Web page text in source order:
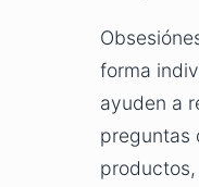
forma
ayuden a
preguntas